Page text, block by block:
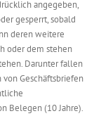
angegeben,
gesperrt, sobald
deren weitere
oder dem stehen
Darunter fallen
Geschäftsbriefen
Belegen (10 Jahre).